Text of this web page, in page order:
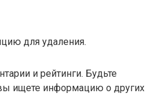
для удаления.
и рейтинги. Будьте
ищете информацию о других